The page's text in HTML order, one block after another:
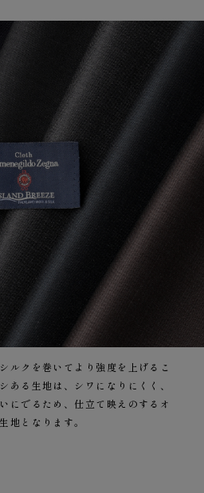
ルクを巻いてより強度を上げるこ
ある生地は、シワになりにくく、
にでるため、仕立て映えのするオ
地となります。